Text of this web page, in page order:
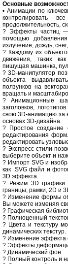
Основные
• Анимации по
контролировать
продолжительность,
? Эффекты частиц —
помощью
излучение, дождь,
? Каждому из
движения, таких
пишущая машинка,
? 3D-манипулятор
объекта
ползунков на
вращать и
? Анимационные
заголовков,
свою 3D-анимацию за
основах 3D-дизайна.
? Простое создание
редактирования
редактировать
? Экспресс-стили
выберите объект и
? Импорт SVG и
как .SVG файл и
3D эффекта.
? Режим 3D графики
границы, рамки, 2D и
? Изменение формы
Вы можете изменяя
? Графическая
? Полноценный
? Цвета и текстуру
динамических текстур.
? Изменение эффекта
? Эффекты
? Динамический фон
? Полный контроль и